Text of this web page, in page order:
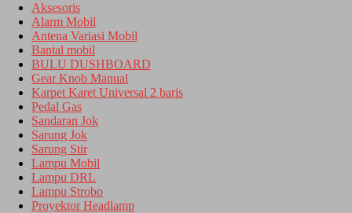
Aksesoris
Alarm Mobil
Antena Variasi Mobil
Bantal mobil
BULU DUSHBOARD
Gear Knob Manual
Karpet Karet Universal 2 baris
Pedal Gas
Sandaran Jok
Sarung Jok
Sarung Stir
Lampu Mobil
Lampu DRL
Lampu Strobo
Proyektor Headlamp